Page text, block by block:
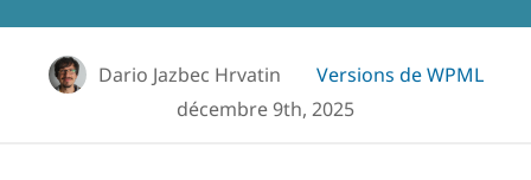
Dario Jazbec Hrvatin
Versions de WPML
décembre 9th, 2025